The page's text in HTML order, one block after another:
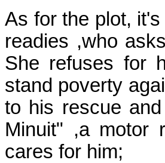
As for the plot,
readies ,who
She refuses for
stand poverty
to his rescue
Minuit" ,a motor
cares for him;